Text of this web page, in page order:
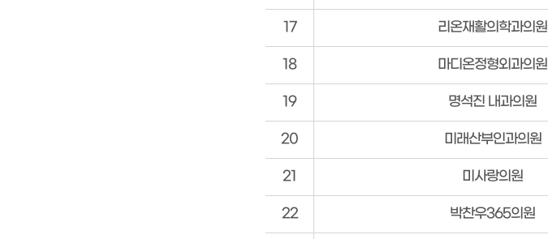
17 리온재활의학과의원
18 마디온정형외과의원
19 명석진 내과의원
20 미래산부인과의원
21 미사랑의원
22 박찬우365의원